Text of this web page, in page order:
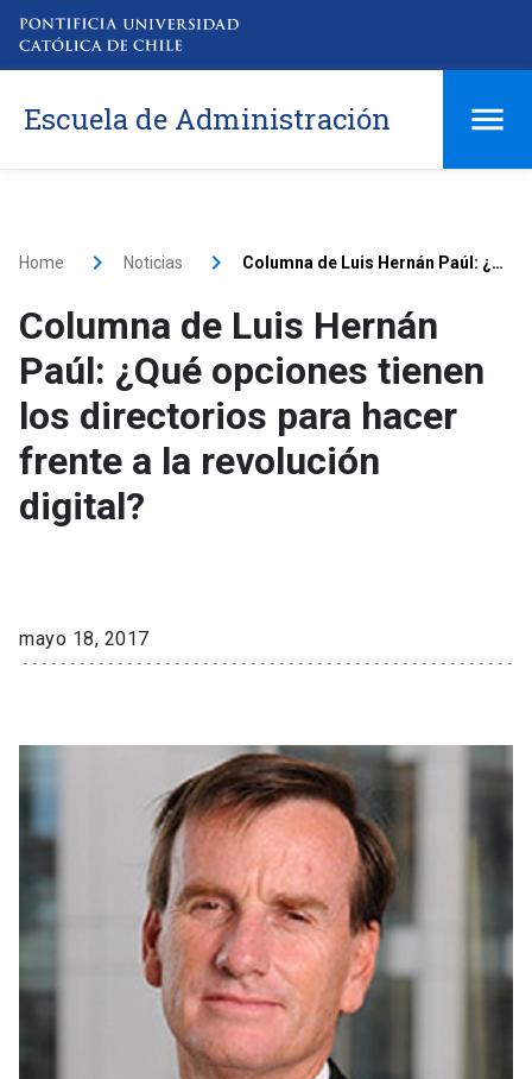
Escuela de Administración
Home Noticias Columna de Luis Hernán Paúl: ¿Qué opciones tienen los directorios para hacer frente a la revolución digital?
Columna de Luis Hernán
Paúl: ¿Qué opciones tienen
los directorios para hacer
frente a la revolución
digital?
mayo 18, 2017